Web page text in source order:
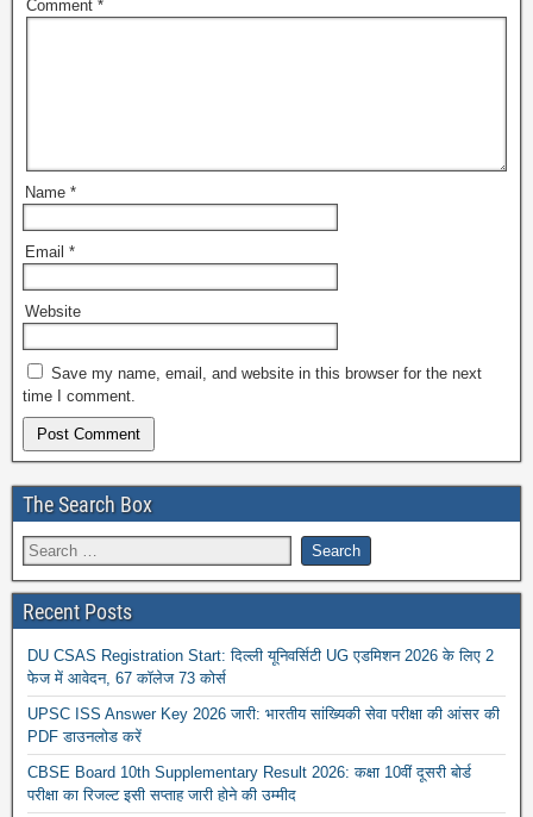
Comment *
Name *
Email *
Website
Save my name, email, and website in this browser for the next
time I comment.
The Search Box
Recent Posts
DU CSAS Registration Start: दिल्ली यूनिवर्सिटी UG एडमिशन 2026 के लिए 2
फेज में आवेदन, 67 कॉलेज 73 कोर्स
UPSC ISS Answer Key 2026 जारी: भारतीय सांख्यिकी सेवा परीक्षा की आंसर की
PDF डाउनलोड करें
CBSE Board 10th Supplementary Result 2026: कक्षा 10वीं दूसरी बोर्ड
परीक्षा का रिजल्ट इसी सप्ताह जारी होने की उम्मीद